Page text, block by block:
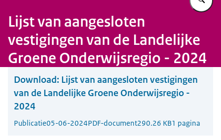
Lijst van aangesloten
vestigingen van de Landelijke
Groene Onderwijsregio - 2024
Download: Lijst van aangesloten vestigingen
van de Landelijke Groene Onderwijsregio -
2024
Publicatie05-06-2024PDF-document290.26 KB1 pagina